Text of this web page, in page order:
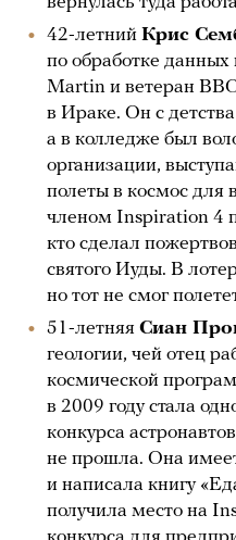
42-летний Крис
по обработке
Martin и ветеран
в Ираке. Он с
а в колледже был
организации,
полеты в космос для
членом Inspiration 4
кто сделал
святого Иуды. В
но тот не смог
51-летняя Сиан
геологии, чей отец
космической
в 2009 году стала
конкурса
не прошла. Она
и написала книгу
получила место на